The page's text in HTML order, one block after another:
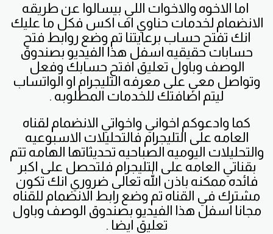
اما الاخوه والاخوات اللي بيسالوا عن طريقه
الانضمام لخدمات حناوي اف اكس فكل ما عليك
انك تفتح حساب برعايتنا تم وضع روابط فتح
حسابات حقيقيه اسفل هذا الفيديو بصندوق
الوصف وباول تعليق افتح حسابك وفعل
وتواصل معي على معرفه التليجرام او الواتساب
ليتم اضافتك للخدمات المطلوبه .
كما وادعوكم اخواني واخواتي الانضمام لقناه
العامه على التليجرام فالتحليلات الاسبوعيه
والتحليلات اليوميه الصباحيه تحديثاتها الهامه تتم
بقناتي العامه على التليجرام فلتحصل على اكبر
فائده ممكنه باذن الله تعالى ضروري انك تكون
مشترك في القناه تم وضع رابط الانضمام للقناه
مجانا اسفل هذا الفيديو بصندوق الوصف وباول
تعليق ايضا .